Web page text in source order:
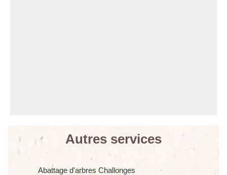
Autres services
Abattage d'arbres Challonges